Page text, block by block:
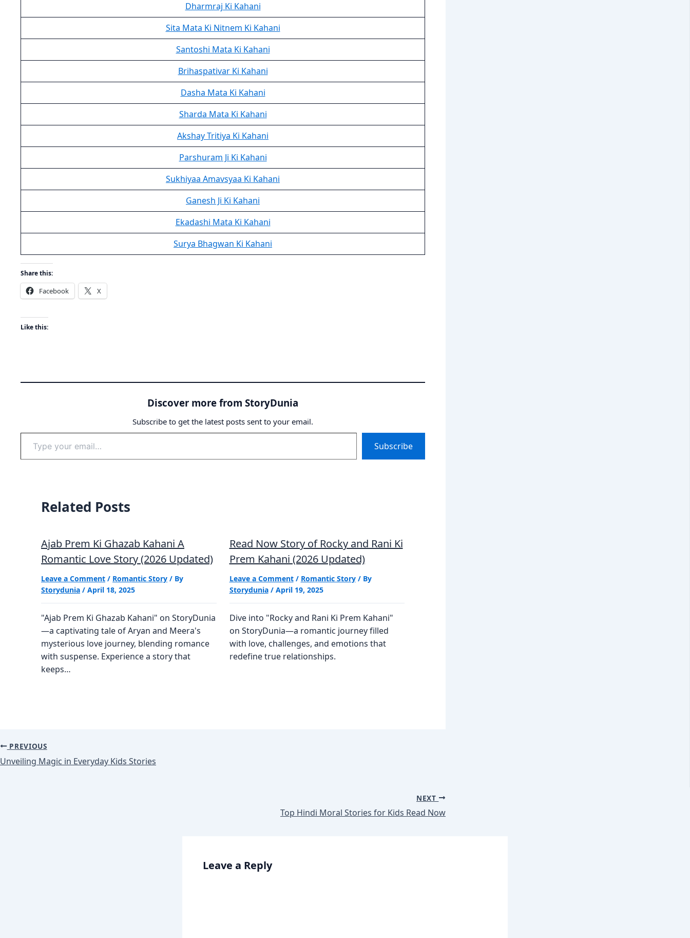
Dharmraj Ki Kahani
Sita Mata Ki Nitnem Ki Kahani
Santoshi Mata Ki Kahani
Brihaspativar Ki Kahani
Dasha Mata Ki Kahani
Sharda Mata Ki Kahani
Akshay Tritiya Ki Kahani
Parshuram Ji Ki Kahani
Sukhiyaa Amavsyaa Ki Kahani
Ganesh Ji Ki Kahani
Ekadashi Mata Ki Kahani
Surya Bhagwan Ki Kahani
Share this:
Facebook X
Like this:
Discover more from StoryDunia
Subscribe to get the latest posts sent to your email.
your
email…
Subscribe
Related Posts
Ajab Prem Ki Ghazab Kahani A
Romantic Love Story (2026 Updated)
Leave a Comment / Romantic Story / By
Storydunia / April 18, 2025
"Ajab Prem Ki Ghazab Kahani" on StoryDunia
—a captivating tale of Aryan and Meera's
mysterious love journey, blending romance
with suspense. Experience a story that
keeps…
Read Now Story of Rocky and Rani Ki
Prem Kahani (2026 Updated)
Leave a Comment/ Romantic Story/ By
Storydunia/ April 19, 2025
Dive into "Rocky and Rani Ki Prem Kahani"
on StoryDunia—a romantic journey filled
with love, challenges, and emotions that
redefine true relationships.
PREVIOUS
Unveiling Magic in Everyday Kids Stories
NEXT
Top Hindi Moral Stories for Kids Read Now
Leave a Reply